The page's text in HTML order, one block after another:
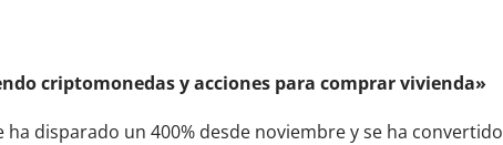
criptomonedas y acciones para comprar vivienda»
ha disparado un 400% desde noviembre y se ha convertido